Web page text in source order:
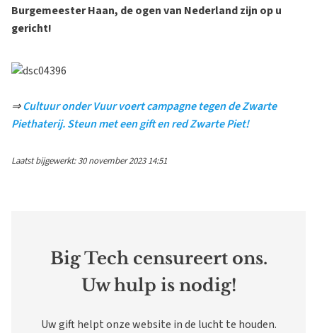
Burgemeester Haan, de ogen van Nederland zijn op u
gericht!
⇒Cultuur onder Vuur voert campagne tegen de Zwarte
Piethaterij. Steun met een gift en red Zwarte Piet!
Laatst bijgewerkt: 30 november 2023 14:51
Big Tech censureert ons.
Uw hulp is nodig!
Uw gift helpt onze website in de lucht te houden.